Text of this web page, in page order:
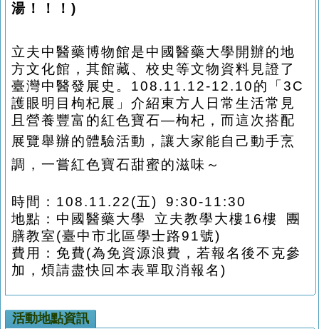
湯！！！)
立夫中醫藥博物館是中國醫藥大學開辦的地
方文化館， 其館藏、校史等文物資料見證了
臺灣中醫發展史。108.11.12-12.10的「 3C
護眼明目枸杞展 」介紹東方人日常生活常見
且營養豐富的紅色寶石—枸杞 ，而這次搭配
展覽舉辦的體驗活動， 讓大家能自己動手烹
調，一嘗紅色寶石甜蜜的滋味～
時間：108.11.22(五) 9:30-11:30
地點：中國醫藥大學 立夫教學大樓16樓 團
膳教室(臺中市北區學士路91號)
費用：免費(為免資源浪費，若報名後不克參
加，煩請盡快回本表單取消報名)
活動地點資訊